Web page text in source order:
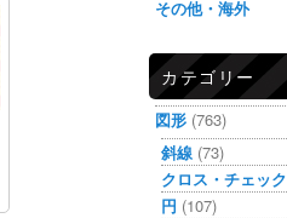
その他・海外
カテゴリー
図形 (763)
斜線 (73)
クロス・チェック
円 (107)